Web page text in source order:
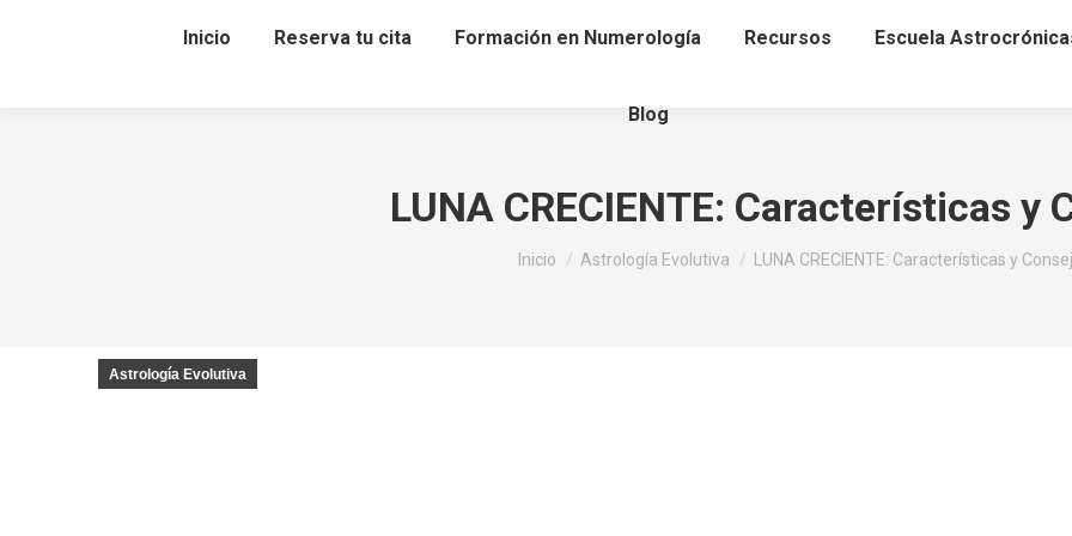
Inicio Reserva tu cita Formación en Numerología Recursos Escuela
Blog
LUNA CRECIENTE: Características y
Estás aquí:
Inicio Astrología Evolutiva LUNA CRECIENTE: Características y
Astrología Evolutiva